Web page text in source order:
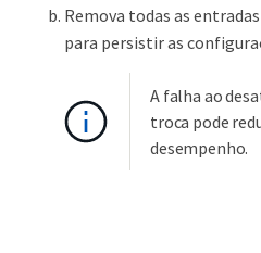
Remova todas as
para persistir as
A falha ao
troca pode
desempenho.